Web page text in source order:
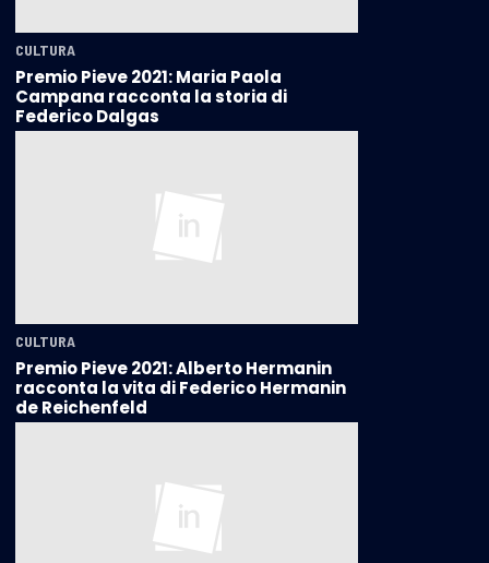
CULTURA
Premio Pieve 2021: Maria Paola
Campana racconta la storia di
Federico Dalgas
CULTURA
Premio Pieve 2021: Alberto Hermanin
racconta la vita di Federico Hermanin
de Reichenfeld